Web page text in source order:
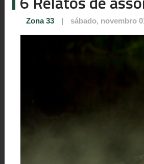
Zona 33 | sábado, novembro